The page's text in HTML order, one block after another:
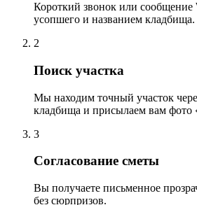
Короткий звонок или
усопшего и названием кладбища.
2
Поиск участка
Мы находим точный участок
кладбища и присылаем вам фото
3
Согласование сметы
Вы получаете письменное
без сюрпризов.